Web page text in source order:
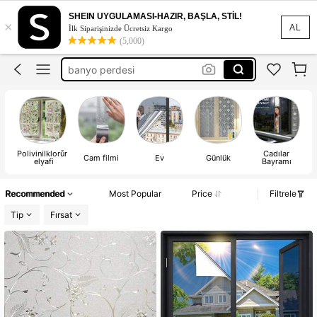
AL
×
SHEIN UYGULAMASI-HAZIR, BAŞLA, STİL!
İlk Siparişinizde Ücretsiz Kargo
(5,000)
fenster folie
cam film
banyo perdesi
window film
fenster folie
Polivinilklorůr
elyafi Cam filmi Ev Günlük Cadılar
Bayramı
Recommended Most Popular Price
Filtrele
Tip
Fırsat